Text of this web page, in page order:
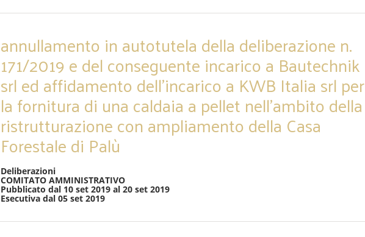
annullamento in autotutela della deliberazione n.
171/2019 e del conseguente incarico a Bautechnik
srl ed affidamento dell’incarico a KWB Italia srl per
la fornitura di una caldaia a pellet nell’ambito della
ristrutturazione con ampliamento della Casa
Forestale di Palù
Deliberazioni
COMITATO AMMINISTRATIVO
Pubblicato dal 10 set 2019 al 20 set 2019
Esecutiva dal 05 set 2019